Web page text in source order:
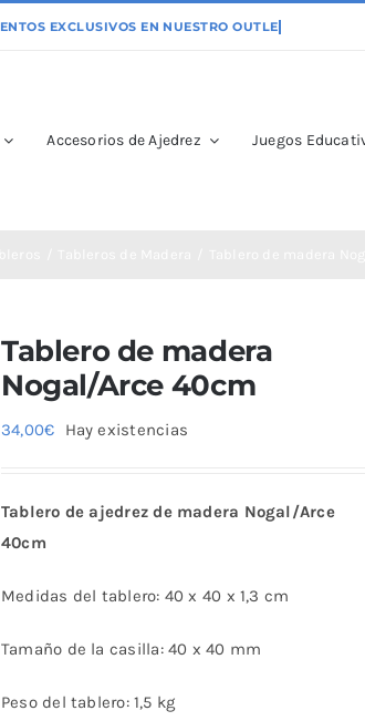
Accesorios de Ajedrez Juegos
Tablero de madera
Nogal/Arce 40cm
34,00€ Hay existencias
Tablero de ajedrez de madera Nogal/Arce
40cm
Medidas del tablero: 40 x 40 x 1,3 cm
Tamaño de la casilla: 40 x 40 mm
Peso del tablero: 1,5 kg